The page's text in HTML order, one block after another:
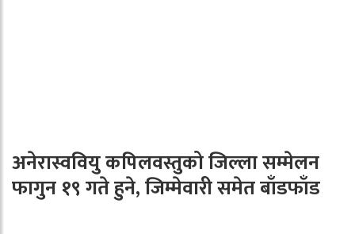
अनेरास्ववियु कपिलवस्तुको जिल्ला सम्मेलन
फागुन १९ गते हुने, जिम्मेवारी समेत बाँडफाँड